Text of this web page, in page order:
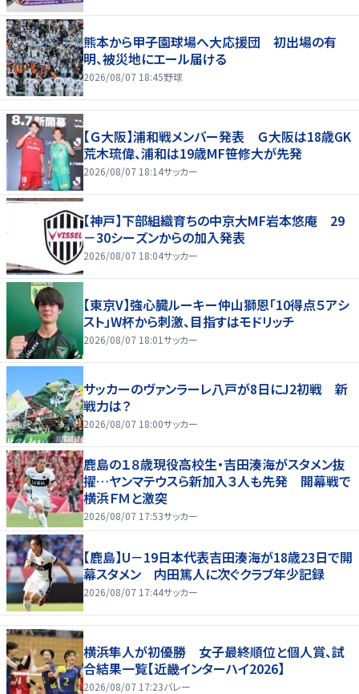
熊本から甲子園球場へ大応援団 初出場の有
明、被災地にエール届ける
2026/08/07 18:45野球
【Ｇ大阪】浦和戦メンバー発表 Ｇ大阪は18歳GK
荒木琉偉、浦和は19歳MF笹修大が先発
2026/08/07 18:14サッカー
【神戸】下部組織育ちの中京大MF岩本悠庵 29
－30シーズンからの加入発表
2026/08/07 18:04サッカー
【東京V】強心臓ルーキー仲山獅恩「10得点５アシ
スト」W杯から刺激、目指すはモドリッチ
2026/08/07 18:01サッカー
サッカーのヴァンラーレ八戸が8日にJ2初戦 新
戦力は？
2026/08/07 18:00サッカー
鹿島の１８歳現役高校生・吉田湊海がスタメン抜
擢…ヤンマテウスら新加入３人も先発 開幕戦で
横浜ＦＭと激突
2026/08/07 17:53サッカー
【鹿島】U－19日本代表吉田湊海が18歳23日で開
幕スタメン 内田篤人に次ぐクラブ年少記録
2026/08/07 17:44サッカー
横浜隼人が初優勝 女子最終順位と個人賞、試
合結果一覧【近畿インターハイ2026】
2026/08/07 17:23バレー